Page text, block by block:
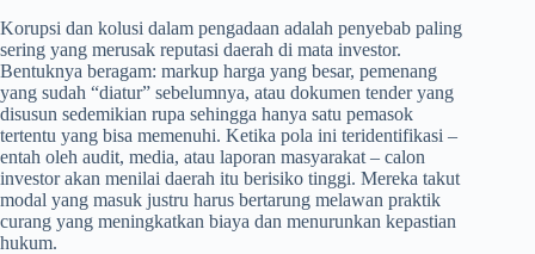
Korupsi dan kolusi dalam pengadaan adalah penyebab paling
sering yang merusak reputasi daerah di mata investor.
Bentuknya beragam: markup harga yang besar, pemenang
yang sudah “diatur” sebelumnya, atau dokumen tender yang
disusun sedemikian rupa sehingga hanya satu pemasok
tertentu yang bisa memenuhi. Ketika pola ini teridentifikasi –
entah oleh audit, media, atau laporan masyarakat – calon
investor akan menilai daerah itu berisiko tinggi. Mereka takut
modal yang masuk justru harus bertarung melawan praktik
curang yang meningkatkan biaya dan menurunkan kepastian
hukum.